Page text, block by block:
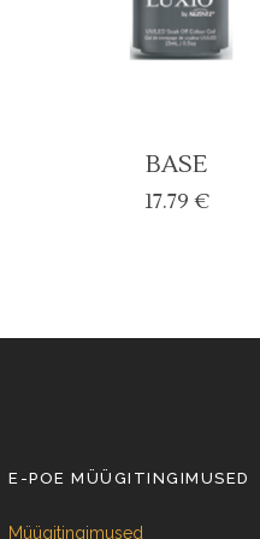
BASE
17.79 €
E-POE MÜÜGITINGIMUSED
Müügitingimused